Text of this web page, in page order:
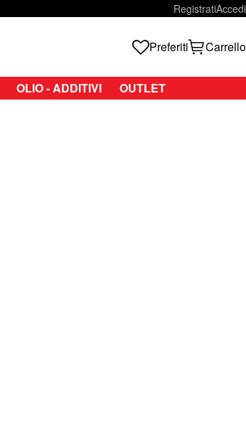
RegistratiAccedi
Preferiti Carrello
OLIO - ADDITIVI OUTLET